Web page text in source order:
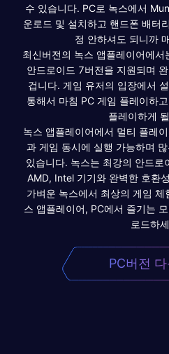
수 있습니다. PC로 녹스에서
운로드 및 설치하고 핸드폰 배터
정 안하셔도 되니까
최신버전의 녹스 앱플레이어에
안드로이드 7버전을 지원되며
겁니다. 게임 유저의 입장에서
통해서 마침 PC 게임 플레이하
플레이하게
녹스 앱플레이어에서 멀티 플레
과 게임 동시에 실행 가능하며
있습니다. 녹스는 최강의 안드로
AMD, Intel 기기와 완벽한 호환
가벼운 녹스에서 최상의 게임
스 앱플레이어, PC에서 즐기는
로드하
PC버전